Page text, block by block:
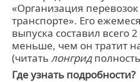
«Организация
транспорте». Его
выпуска составил всего
меньше, чем он тратит
(читать лонгрид
Где узнать подробности?